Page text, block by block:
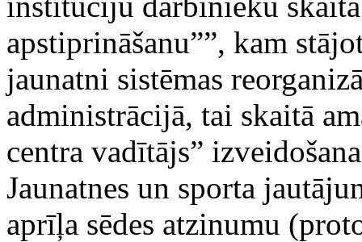
apstiprināšanu””, kam
jaunatni sistēmas
administrācijā, tai skaitā
centra vadītājs”
Jaunatnes un sporta
aprīļa sēdes atzinumu